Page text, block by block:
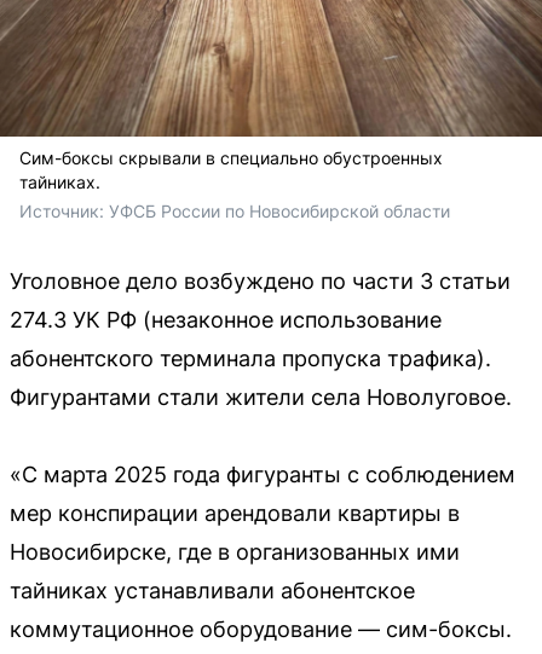
Сим-боксы скрывали в специально обустроенных
тайниках.
Источник: УФСБ России по Новосибирской области
Уголовное дело возбуждено по части 3 статьи
274.3 УК РФ (незаконное использование
абонентского терминала пропуска трафика).
Фигурантами стали жители села Новолуговое.
«С марта 2025 года фигуранты с соблюдением
мер конспирации арендовали квартиры в
Новосибирске, где в организованных ими
тайниках устанавливали абонентское
коммутационное оборудование — сим-боксы.